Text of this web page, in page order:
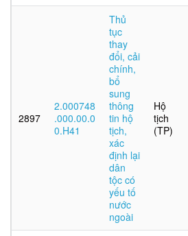
2897
2.000748
.000.00.0
0.H41
Thủ
tục
thay
đổi, cải
chính,
bổ
sung
thông
tin hộ
tịch,
xác
định lại
dân
tộc có
yếu tố
nước
ngoài
Hộ
tịch
(TP)